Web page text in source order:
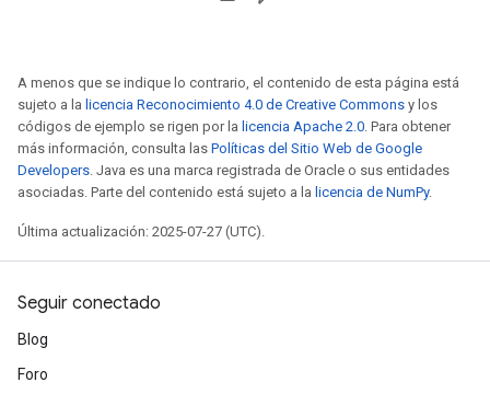
A menos que se indique lo contrario, el contenido de esta página está
sujeto a la licencia Reconocimiento 4.0 de Creative Commons y los
códigos de ejemplo se rigen por la licencia Apache 2.0. Para obtener
más información, consulta las Políticas del Sitio Web de Google
Developers. Java es una marca registrada de Oracle o sus entidades
asociadas. Parte del contenido está sujeto a la licencia de NumPy.
Última actualización: 2025-07-27 (UTC).
Seguir conectado
Blog
Foro